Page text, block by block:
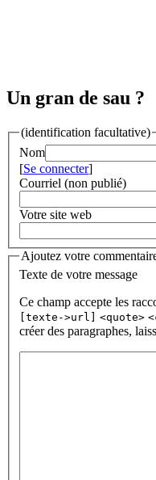
Un gran de sau ?
(identification facultative)
Nom
[Se connecter]
Courriel (non publié)
Votre site web
Ajoutez votre
Texte de votre message
Ce champ accepte les
[texte->url]
<quote>
créer des paragraphes,